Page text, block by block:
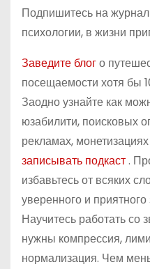
Подпишитесь на
психологии, в жизни
Заведите блого
посещаемости хотя бы
Заодно узнайте как
юзабилити, поисковых
рекламах,
записывать подкаст.
избавьтесь от всяких
уверенного и
Научитесь работать со
нужны компрессия,
нормализация. Чем